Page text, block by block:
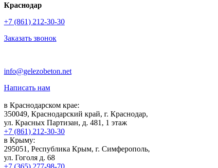
Краснодар
+7 (861) 212-30-30
Заказать звонок
info@gelezobeton.net
Написать нам
в Краснодарском крае:
350049, Краснодарский край, г. Краснодар,
ул. Красных Партизан, д. 481, 1 этаж
+7 (861) 212-30-30
в Крыму:
295051, Республика Крым, г. Симферополь,
ул. Гоголя д. 68
+7 (365) 277-98-70